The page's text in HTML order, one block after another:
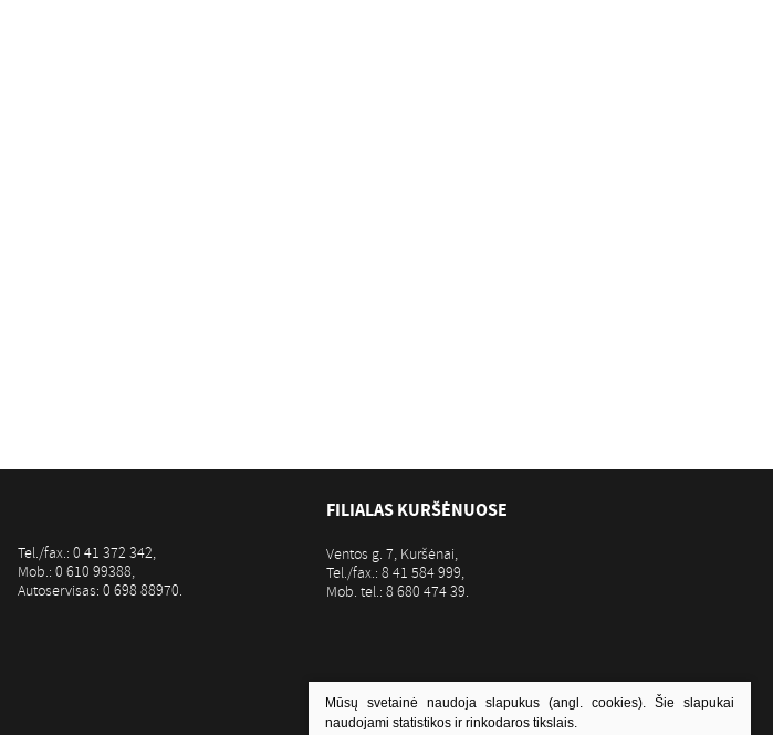
Tel./fax.: 0 41 372 342,
Mob.: 0 610 99388,
Autoservisas: 0 698 88970.
FILIALAS KURŠĖNUOSE
Ventos g. 7, Kuršėnai,
Tel./fax.: 8 41 584 999,
Mob. tel.: 8 680 474 39.
Mūsų svetainė naudoja slapukus (angl. cookies). Šie slapukai
naudojami statistikos ir rinkodaros tikslais.